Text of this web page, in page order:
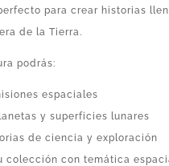
para crear historias
de la Tierra.
podrás:
espaciales
y superficies lunares
de ciencia y exploración
colección con temática